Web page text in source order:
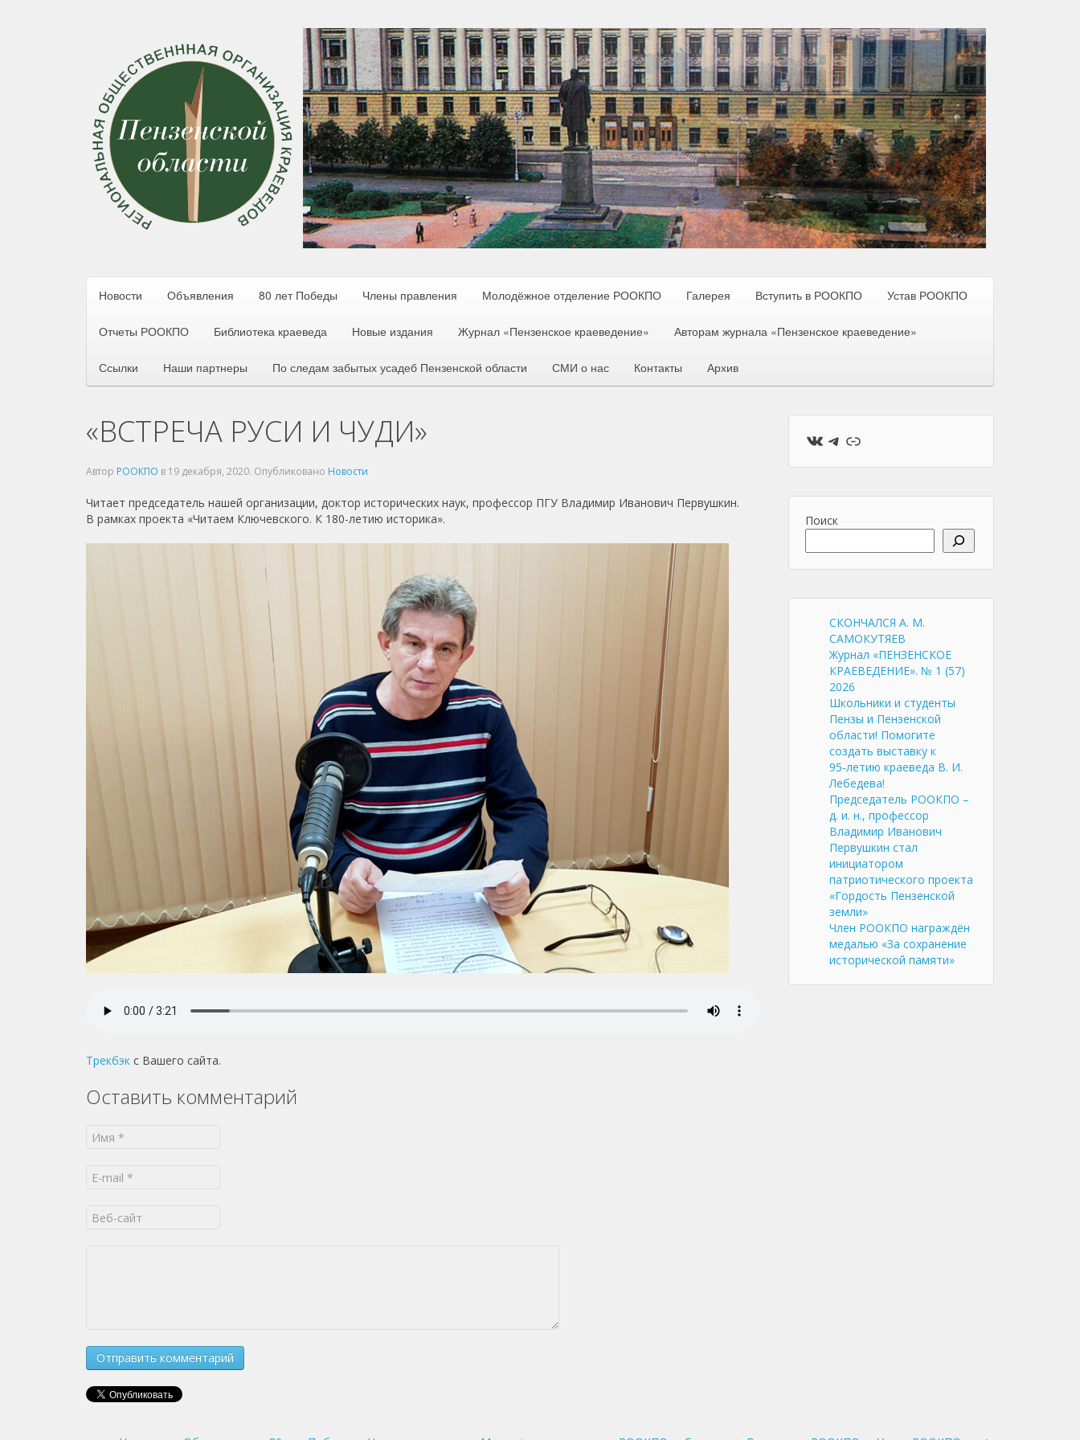
Новости Объявления 80 лет Победы Члены правления Молодёжное отделение РООКПО Галерея Вступить в РООКПО Устав РООКПО
Отчеты РООКПО Библиотека краеведа Новые издания Журнал «Пензенское краеведение» Авторам журнала «Пензенское краеведение»
Ссылки Наши партнеры По следам забытых усадеб Пензенской области СМИ о нас Контакты Архив
«ВСТРЕЧА РУСИ И ЧУДИ»
Автор РООКПО в 19 декабря, 2020. Опубликовано Новости
Читает председатель нашей организации, доктор исторических наук, профессор ПГУ Владимир Иванович Первушкин.
В рамках проекта «Читаем Ключевского. К 180-летию историка».
Трекбэк с Вашего сайта.
Оставить комментарий
ВКонтакте
Telegram
Ссылка
Поиск
СКОНЧАЛСЯ А. М.
САМОКУТЯЕВ
Журнал «ПЕНЗЕНСКОЕ
КРАЕВЕДЕНИЕ». № 1 (57)
2026
Школьники и студенты
Пензы и Пензенской
области! Помогите
создать выставку к
95‑летию краеведа В. И.
Лебедева!
Председатель РООКПО –
д. и. н., профессор
Владимир Иванович
Первушкин стал
инициатором
патриотического проекта
«Гордость Пензенской
земли»
Член РООКПО награждён
медалью «За сохранение
исторической памяти»